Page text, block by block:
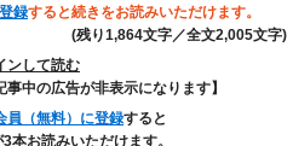
録すると続きをお読みいただけます。
(残り1,864文字／全文2,005文字)
ンして読む
事中の広告が非表示になります】
員（無料）に登録すると
本お読みいただけます。